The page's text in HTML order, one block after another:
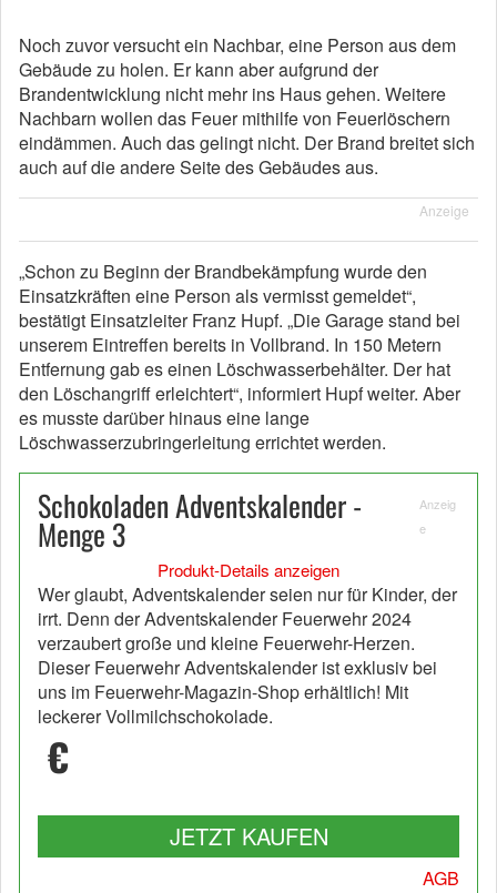
Noch zuvor versucht ein Nachbar, eine Person aus dem
Gebäude zu holen. Er kann aber aufgrund der
Brandentwicklung nicht mehr ins Haus gehen. Weitere
Nachbarn wollen das Feuer mithilfe von Feuerlöschern
eindämmen. Auch das gelingt nicht. Der Brand breitet sich
auch auf die andere Seite des Gebäudes aus.
Anzeige
„Schon zu Beginn der Brandbekämpfung wurde den
Einsatzkräften eine Person als vermisst gemeldet“,
bestätigt Einsatzleiter Franz Hupf. „Die Garage stand bei
unserem Eintreffen bereits in Vollbrand. In 150 Metern
Entfernung gab es einen Löschwasserbehälter. Der hat
den Löschangriff erleichtert“, informiert Hupf weiter. Aber
es musste darüber hinaus eine lange
Löschwasserzubringerleitung errichtet werden.
Schokoladen Adventskalender -
Menge 3
Anzeig
e
Produkt-Details anzeigen
Wer glaubt, Adventskalender seien nur für Kinder, der
irrt. Denn der Adventskalender Feuerwehr 2024
verzaubert große und kleine Feuerwehr-Herzen.
Dieser Feuerwehr Adventskalender ist exklusiv bei
uns im Feuerwehr-Magazin-Shop erhältlich! Mit
leckerer Vollmilchschokolade.
€
JETZT KAUFEN
AGB